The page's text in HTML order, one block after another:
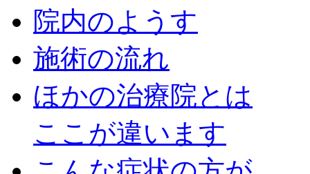
院内のようす
施術の流れ
ほかの治療院とは
ここが違います